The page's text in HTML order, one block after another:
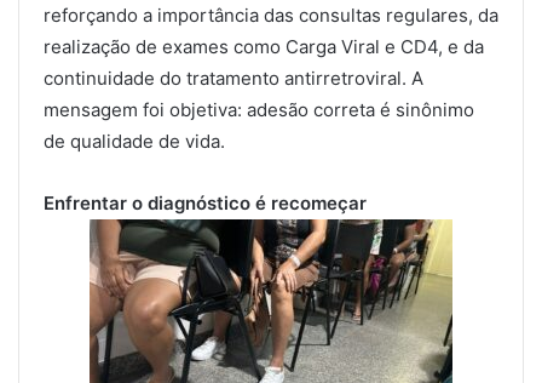
reforçando a importância das consultas regulares, da
realização de exames como Carga Viral e CD4, e da
continuidade do tratamento antirretroviral. A
mensagem foi objetiva: adesão correta é sinônimo
de qualidade de vida.
Enfrentar o diagnóstico é recomeçar